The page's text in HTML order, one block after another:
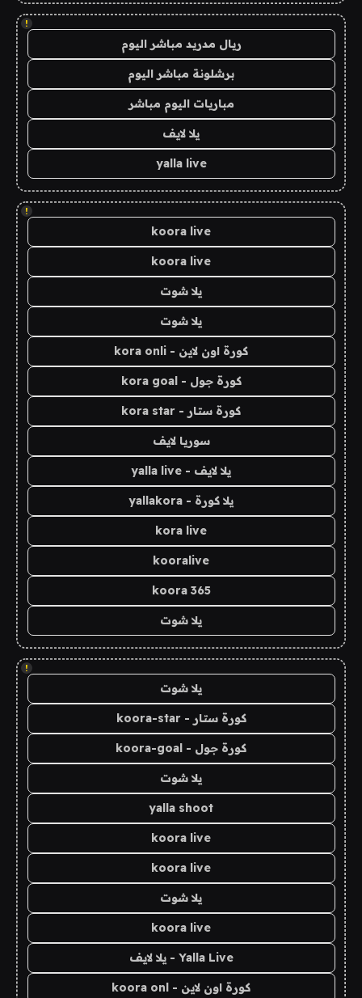
!
ريال مدريد مباشر اليوم
برشلونة مباشر اليوم
مباريات اليوم مباشر
يلا لايف
yalla live
!
koora live
koora live
يلا شوت
يلا شوت
كورة اون لاين - kora onli
كورة جول - kora goal
كورة ستار - kora star
سوريا لايف
يلا لايف - yalla live
يلا كورة - yallakora
kora live
kooralive
koora 365
يلا شوت
!
يلا شوت
كورة ستار - koora-star
كورة جول - koora-goal
يلا شوت
yalla shoot
koora live
koora live
يلا شوت
koora live
Yalla Live - يلا لايف
كورة اون لاين - koora onl